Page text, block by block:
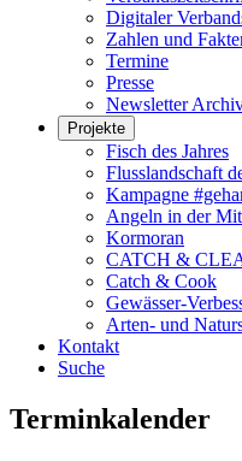
Digitaler
Zahlen und
Termine
Presse
Newsletter
Projekte
Fisch des Jahres
Flusslandschaft
Kampagne
Angeln in der
Kormoran
CATCH &
Catch & Cook
Gewässer-
Arten- und
Kontakt
Suche
Terminkalender